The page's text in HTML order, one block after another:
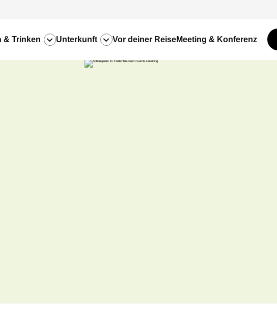
& Trinken Unterkunft Vor deiner ReiseMeeting & Konferenz